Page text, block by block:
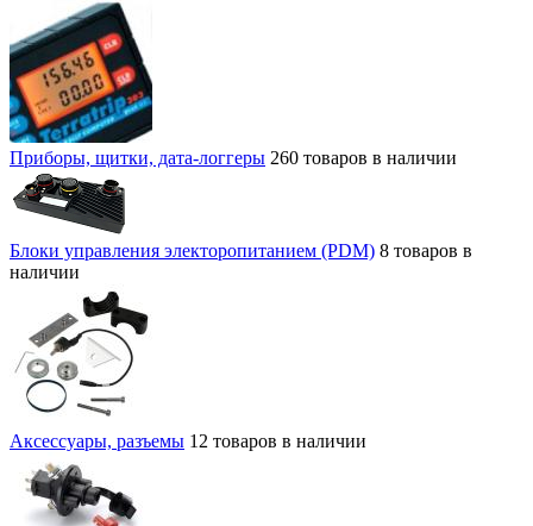
Приборы, щитки, дата-логгеры 260 товаров в наличии
Блоки управления электоропитанием (PDM) 8 товаров в
наличии
Аксессуары, разъемы 12 товаров в наличии